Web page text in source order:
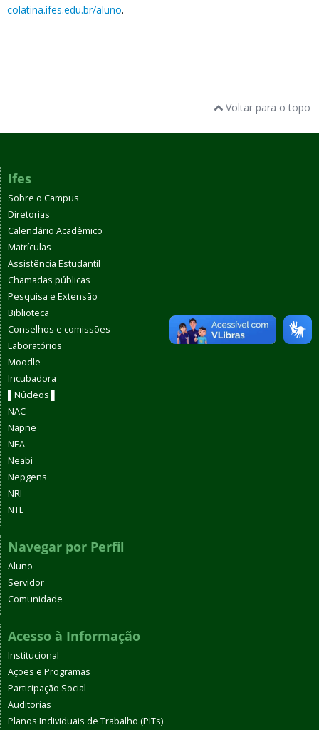
colatina.ifes.edu.br/aluno.
Voltar para o topo
Ifes
Sobre o Campus
Diretorias
Calendário Acadêmico
Matrículas
Assistência Estudantil
Chamadas públicas
Pesquisa e Extensão
Biblioteca
Conselhos e comissões
Laboratórios
Moodle
Incubadora
▌Núcleos ▌
NAC
Napne
NEA
Neabi
Nepgens
NRI
NTE
Navegar por Perfil
Aluno
Servidor
Comunidade
Acesso à Informação
Institucional
Ações e Programas
Participação Social
Auditorias
Planos Individuais de Trabalho (PITs)